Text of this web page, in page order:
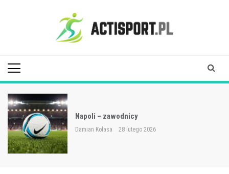
Napoli – zawodnicy
Damian Kolasa 28 lutego 2026